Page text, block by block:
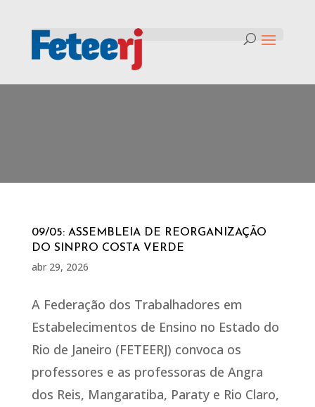
09/05: ASSEMBLEIA DE REORGANIZAÇÃO
DO SINPRO COSTA VERDE
abr 29, 2026
A Federação dos Trabalhadores em
Estabelecimentos de Ensino no Estado do
Rio de Janeiro (FETEERJ) convoca os
professores e as professoras de Angra
dos Reis, Mangaratiba, Paraty e Rio Claro,